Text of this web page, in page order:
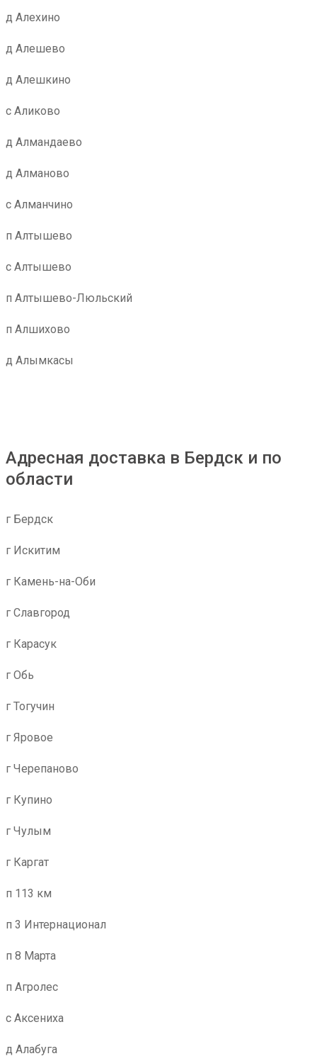
д Алехино
д Алешево
д Алешкино
с Аликово
д Алмандаево
д Алманово
с Алманчино
п Алтышево
с Алтышево
п Алтышево-Люльский
п Алшихово
д Алымкасы
Адресная доставка в Бердск и по
области
г Бердск
г Искитим
г Камень-на-Оби
г Славгород
г Карасук
г Обь
г Тогучин
г Яровое
г Черепаново
г Купино
г Чулым
г Каргат
п 113 км
п 3 Интернационал
п 8 Марта
п Агролес
с Аксениха
д Алабуга